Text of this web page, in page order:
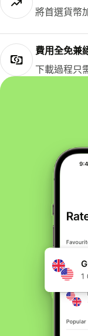
將首選貨幣
費用全免兼
下載過程只